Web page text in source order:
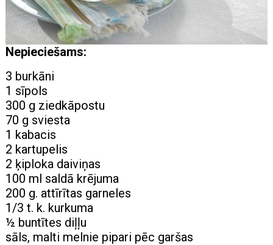
Nepieciešams:
3 burkāni
1 sīpols
300 g ziedkāpostu
70 g sviesta
1 kabacis
2 kartupelis
2 ķiploka daiviņas
100 ml saldā krējuma
200 g. attīrītas garneles
1/3 t. k. kurkuma
½ buntītes diļļu
sāls, malti melnie pipari pēc garšas